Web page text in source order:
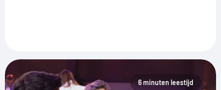
6 minuten leestijd